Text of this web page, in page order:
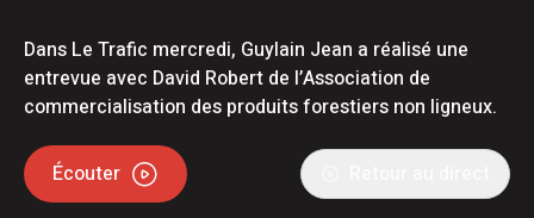
Dans Le Trafic mercredi, Guylain Jean a réalisé une
entrevue avec David Robert de l’Association de
commercialisation des produits forestiers non ligneux.
Écouter